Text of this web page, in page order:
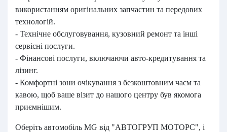
використанням оригінальних запчастин та передових
технологій.
- Технічне обслуговування, кузовний ремонт та інші
сервісні послуги.
- Фінансові послуги, включаючи авто-кредитування та
лізинг.
- Комфортні зони очікування з безкоштовним чаєм та
кавою, щоб ваше візит до нашого центру був якомога
приємнішим.
Оберіть автомобіль MG від "АВТОГРУП МОТОРС", і